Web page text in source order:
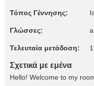
Τόπος Γέννησης:
Γλώσσες:
Τελευταία μετάδοση:
Σχετικά με εμένα
Hello! Welcome to my